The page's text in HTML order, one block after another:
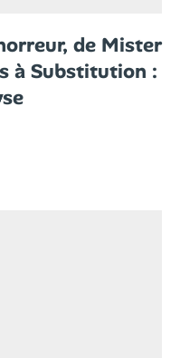
de Mister
à Substitution :